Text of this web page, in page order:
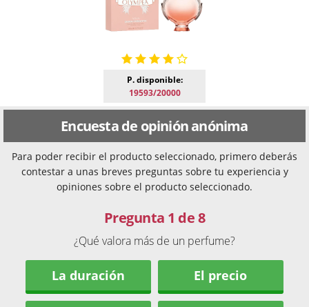
P. disponible:
19593/20000
Encuesta de opinión anónima
Para poder recibir el producto seleccionado, primero deberás
contestar a unas breves preguntas sobre tu experiencia y
opiniones sobre el producto seleccionado.
Pregunta 1 de 8
¿Qué valora más de un perfume?
La duración El precio